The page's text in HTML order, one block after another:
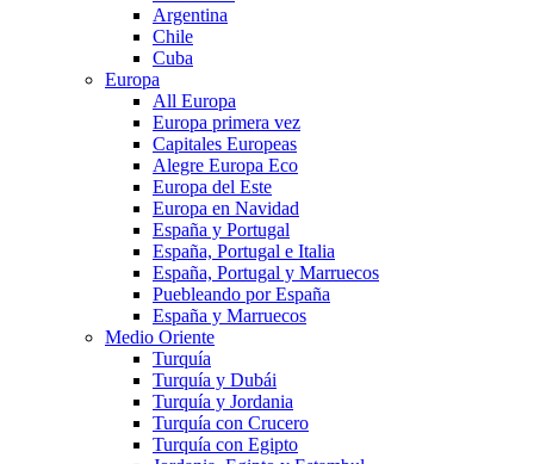
Argentina
Chile
Cuba
Europa
All Europa
Europa primera vez
Capitales Europeas
Alegre Europa Eco
Europa del Este
Europa en Navidad
España y Portugal
España, Portugal e Italia
España, Portugal y Marruecos
Puebleando por España
España y Marruecos
Medio Oriente
Turquía
Turquía y Dubái
Turquía y Jordania
Turquía con Crucero
Turquía con Egipto